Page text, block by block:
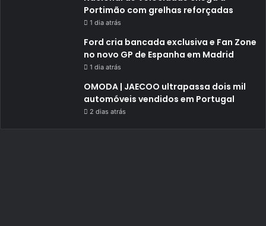
Portimão com grelhas reforçadas
1 dia atrás
Ford cria bancada exclusiva e Fan Zone
no novo GP de Espanha em Madrid
1 dia atrás
OMODA | JAECOO ultrapassa dois mil
automóveis vendidos em Portugal
2 dias atrás